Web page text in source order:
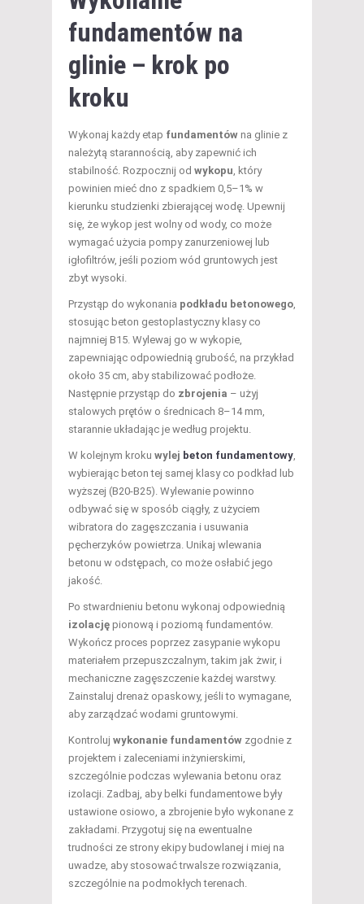
fundamentów na
glinie – krok po
kroku
Wykonaj każdy etap fundamentów na glinie z
należytą starannością, aby zapewnić ich
stabilność. Rozpocznij od wykopu , który
powinien mieć dno z spadkiem 0,5–1% w
kierunku studzienki zbierającej wodę. Upewnij
się, że wykop jest wolny od wody, co może
wymagać użycia pompy zanurzeniowej lub
igłofiltrów, jeśli poziom wód gruntowych jest
zbyt wysoki.
Przystąp do wykonania podkładu betonowego
stosując beton gestoplastyczny klasy co
najmniej B15. Wylewaj go w wykopie,
zapewniając odpowiednią grubość, na przykład
około 35 cm, aby stabilizować podłoże.
Następnie przystąp do zbrojenia – użyj
stalowych prętów o średnicach 8–14 mm,
starannie układając je według projektu.
W kolejnym kroku wylej beton fundamentowy
wybierając beton tej samej klasy co podkład lub
wyższej (B20-B25). Wylewanie powinno
odbywać się w sposób ciągły, z użyciem
wibratora do zagęszczania i usuwania
pęcherzyków powietrza. Unikaj wlewania
betonu w odstępach, co może osłabić jego
jakość.
Po stwardnieniu betonu wykonaj odpowiednią
izolację pionową i poziomą fundamentów.
Wykończ proces poprzez zasypanie wykopu
materiałem przepuszczalnym, takim jak żwir, i
mechaniczne zagęszczenie każdej warstwy.
Zainstaluj drenaż opaskowy, jeśli to wymagane,
aby zarządzać wodami gruntowymi.
Kontroluj wykonanie fundamentów zgodnie z
projektem i zaleceniami inżynierskimi,
szczególnie podczas wylewania betonu oraz
izolacji. Zadbaj, aby belki fundamentowe były
ustawione osiowo, a zbrojenie było wykonane z
zakładami. Przygotuj się na ewentualne
trudności ze strony ekipy budowlanej i miej na
uwadze, aby stosować trwalsze rozwiązania,
szczególnie na podmokłych terenach.